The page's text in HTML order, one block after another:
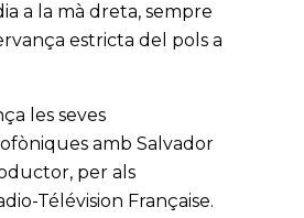
a la mà dreta, sempre
estricta del pols a
les seves
amb Salvador
per als
Télévision Française.